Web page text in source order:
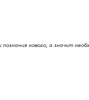
нового, а значит